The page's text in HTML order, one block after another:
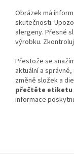
Obrázek má
skutečnosti.
alergeny. Přesné
výrobku.
Přestože se
aktuální a
změně složek a
přečtěte etiketu
informace